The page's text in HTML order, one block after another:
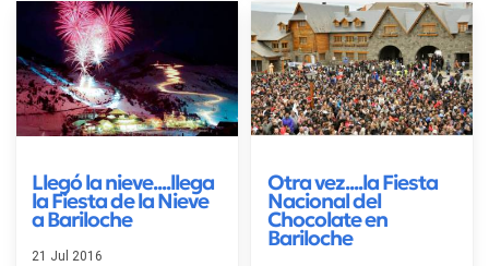
Llegó la nieve....llega
la Fiesta de la Nieve
a Bariloche
21 Jul 2016
Otra vez....la Fiesta
Nacional del
Chocolate en
Bariloche